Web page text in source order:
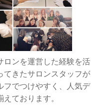
ロンを運営した経験を活
てきたサロンスタッフが
フでつけやすく、人気デ
ております。